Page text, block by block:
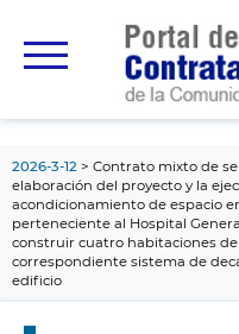
principal
2026-3-12
Contrato mixto de
elaboración del proyecto y la
acondicionamiento de espacio
perteneciente al Hospital
construir cuatro habitaciones
correspondiente sistema de
edificio